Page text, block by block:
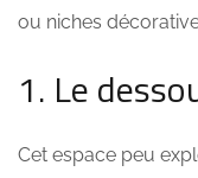
ou niches
1. Le
Cet espace peu